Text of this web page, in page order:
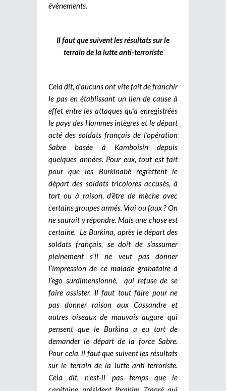
évènements.
Il faut que suivent les résultats sur le
terrain de la lutte anti-terroriste
Cela dit, d’aucuns ont vite fait de franchir
le pas en établissant un lien de cause à
effet entre les attaques qu’a enregistrées
le pays des Hommes intègres et le départ
acté des soldats français de l’opération
Sabre basée à Kamboisin depuis
quelques années. Pour eux, tout est fait
pour que les Burkinabè regrettent le
départ des soldats tricolores accusés, à
tort ou à raison, d’être de mèche avec
certains groupes armés. Vrai ou faux ? On
ne saurait y répondre. Mais une chose est
certaine. Le Burkina, après le départ des
soldats français, se doit de s’assumer
pleinement s’il ne veut pas donner
l’impression de ce malade grabataire à
l’ego surdimensionné, qui refuse de se
faire assister. Il faut tout faire pour ne
pas donner raison aux Cassandre et
autres oiseaux de mauvais augure qui
pensent que le Burkina a eu tort de
demander le départ de la force Sabre.
Pour cela, il faut que suivent les résultats
sur le terrain de la lutte anti-terroriste.
Cela dit, n’est-il pas temps que le